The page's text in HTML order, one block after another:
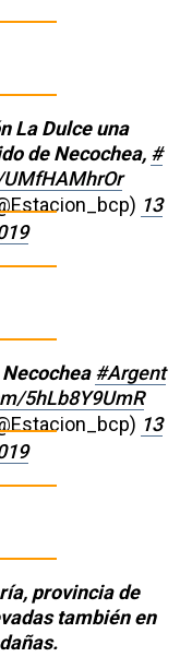
La Dulce una
de Necochea, #
13
#Argent
5hLb8Y9UmR
13
provincia de
también en